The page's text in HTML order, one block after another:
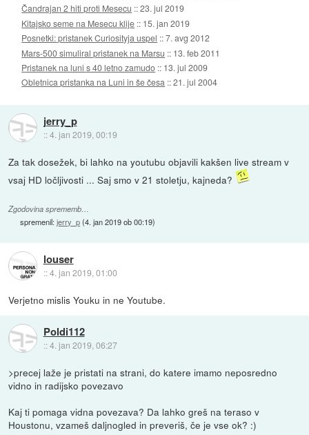
Čandrajan 2 hiti proti Mesecu ::23. jul 2019
Kitajsko seme na Mesecu klije :: 15. jan 2019
Posnetki: pristanek Curiosityja uspel ::7. avg 2012
Mars-500 simuliral pristanek na Marsu :: 13. feb 2011
Pristanek na luni s 40 letno zamudo :: 13. jul 2009
Obletnica pristanka na Luni in še česa ::21. jul 2004
jerry_p
::4. jan 2019, 00:19
Za tak dosežek, bi lahko na youtubu objavili kakšen live stream v
vsaj HD ločljivosti ... Saj smo v 21 stoletju, kajneda?
Zgodovina sprememb…
spremenil:jerry_p(4. jan 2019 ob 00:19)
louser
::4. jan 2019, 01:00
Verjetno mislis Youku in ne Youtube.
Poldi112
::4. jan 2019, 06:27
>precej laže je pristati na strani, do katere imamo neposredno
vidno in radijsko povezavo
Kaj ti pomaga vidna povezava? Da lahko greš na teraso v
Houstonu, vzameš daljnogled in preveriš, če je vse ok? :)